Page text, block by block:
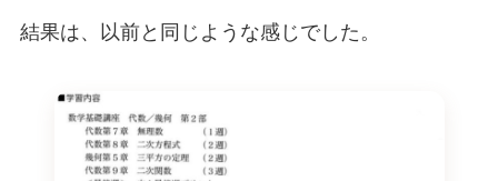
結果は、以前と同じような感じでした。